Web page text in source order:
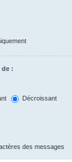
de :
Décroissant
des messages